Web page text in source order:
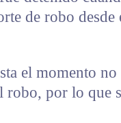
de robo
el momento
robo, por lo que